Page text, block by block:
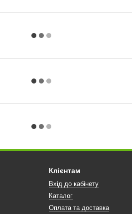
Клієнтам
Вхід до кабінету
Каталог
Оплата та доставка